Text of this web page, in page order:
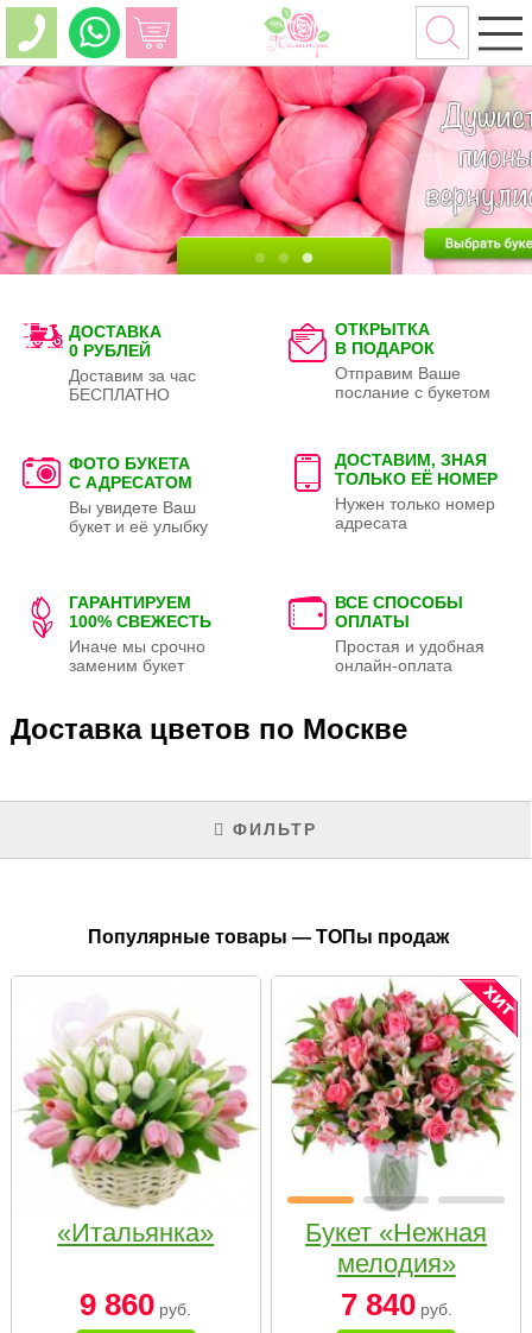
ДОСТАВКА
0 РУБЛЕЙ
Доставим за час
БЕСПЛАТНО
ОТКРЫТКА
В ПОДАРОК
Отправим Ваше
послание с букетом
ФОТО БУКЕТА
С АДРЕСАТОМ
Вы увидете Ваш
букет и её улыбку
ДОСТАВИМ, ЗНАЯ
ТОЛЬКО ЕЁ НОМЕР
Нужен только номер
адресата
ГАРАНТИРУЕМ
100% СВЕЖЕСТЬ
Иначе мы срочно
заменим букет
ВСЕ СПОСОБЫ
ОПЛАТЫ
Простая и удобная
онлайн-оплата
Доставка цветов по Москве
ФИЛЬТР
Популярные товары — ТОПы продаж
«Итальянка»
9 860 руб.
Букет «Нежная
мелодия»
7 840руб.